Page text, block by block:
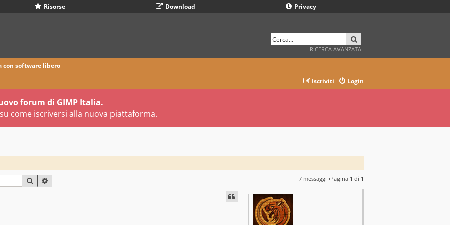
Risorse Download Privacy
RICERCA AVANZATA
con software libero
Login
Iscriviti
forum di GIMP Italia.
come iscriversi alla nuova piattaforma.
CERCA 7 messaggi •Pagina 1 di 1